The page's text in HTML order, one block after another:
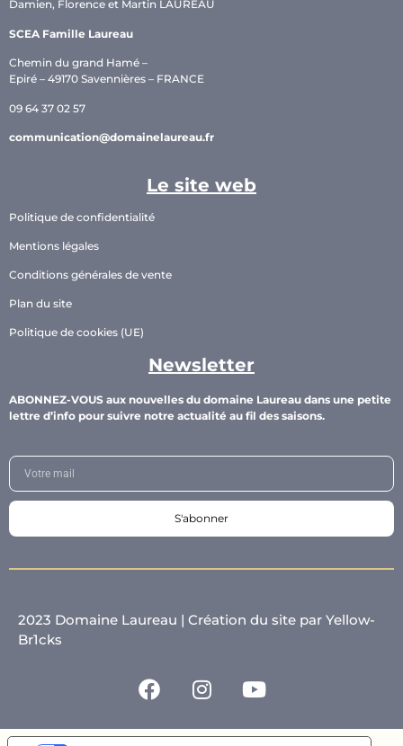
Damien, Florence et Martin LAUREAU
SCEA Famille Laureau
Chemin du grand Hamé –
Epiré – 49170 Savennières – FRANCE
09 64 37 02 57
communication@domainelaureau.fr
Le site web
Politique de confidentialité
Mentions légales
Conditions générales de vente
Plan du site
Politique de cookies (UE)
Newsletter
ABONNEZ-VOUS aux nouvelles du domaine Laureau dans une petite
lettre d’info pour suivre notre actualité au fil des saisons.
S'abonner
2023 Domaine Laureau | Création du site par Yellow-
Br1cks